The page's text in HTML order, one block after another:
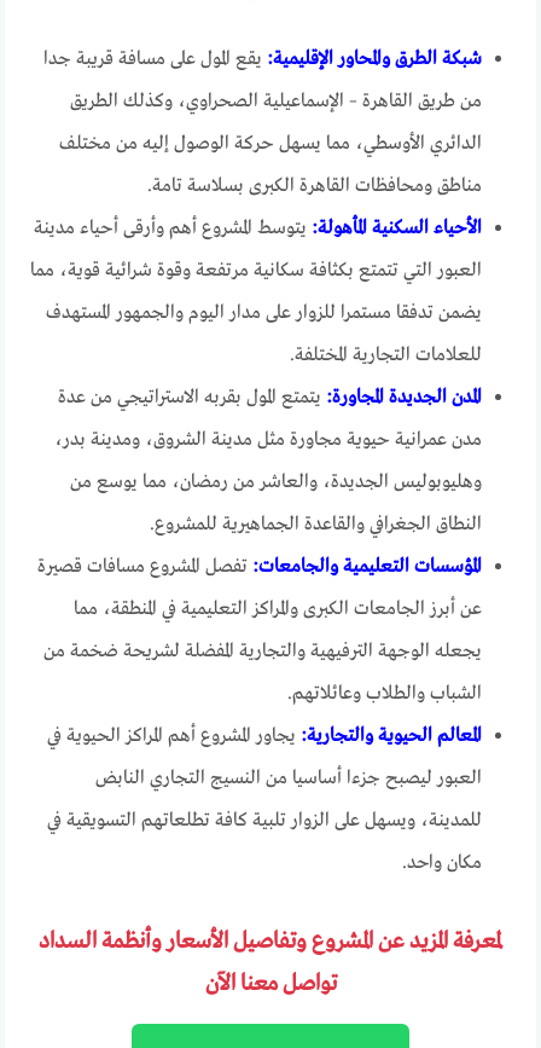
شبكة الطرق والمحاور الإقليمية: يقع المول على مسافة قريبة جدا
من طريق القاهرة – الإسماعيلية الصحراوي، وكذلك الطريق
الدائري الأوسطي، مما يسهل حركة الوصول إليه من مختلف
مناطق ومحافظات القاهرة الكبرى بسلاسة تامة.
الأحياء السكنية المأهولة: يتوسط المشروع أهم وأرقى أحياء مدينة
العبور التي تتمتع بكثافة سكانية مرتفعة وقوة شرائية قوية، مما
يضمن تدفقا مستمرا للزوار على مدار اليوم والجمهور المستهدف
للعلامات التجارية المختلفة.
المدن الجديدة المجاورة: يتمتع المول بقربه الاستراتيجي من عدة
مدن عمرانية حيوية مجاورة مثل مدينة الشروق، ومدينة بدر،
وهليوبوليس الجديدة، والعاشر من رمضان، مما يوسع من
النطاق الجغرافي والقاعدة الجماهيرية للمشروع.
المؤسسات التعليمية والجامعات: تفصل المشروع مسافات قصيرة
عن أبرز الجامعات الكبرى والمراكز التعليمية في المنطقة، مما
يجعله الوجهة الترفيهية والتجارية المفضلة لشريحة ضخمة من
الشباب والطلاب وعائلاتهم.
المعالم الحيوية والتجارية: يجاور المشروع أهم المراكز الحيوية في
العبور ليصبح جزءا أساسيا من النسيج التجاري النابض
للمدينة، ويسهل على الزوار تلبية كافة تطلعاتهم التسويقية في
مكان واحد.
لمعرفة المزيد عن المشروع وتفاصيل الأسعار وأنظمة السداد
تواصل معنا الآن